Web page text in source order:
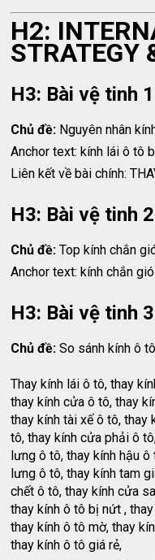
H2:
STRATEGY
H3: Bài vệ tinh 1
Chủ đề: Nguyên nhân
Anchor text: kính lái ô tô
Liên kết về bài chính:
H3: Bài vệ tinh 2
Chủ đề: Top kính chắn
Anchor text: kính chắn
H3: Bài vệ tinh 3
Chủ đề: So sánh kính ô
Thay kính lái ô tô, thay
thay kính cửa ô tô, thay
thay kính tài xế ô tô, thay
tô, thay kính cửa phải ô
lưng ô tô, thay kính hậu
lưng ô tô, thay kính tam
chết ô tô, thay kính cửa
thay kính ô tô bị nứt ,
thay kính ô tô mờ, thay
thay kính ô tô giá rẻ,